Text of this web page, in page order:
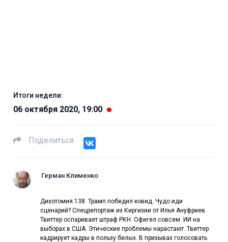
Итоги недели:
06 октября 2020, 19:00
Поделиться
Герман Клименко
Дихотомия.138. Трамп победил ковид. Чудо иди
сценарий? Спецрепортаж из Киргизии от Илья Ануфриев.
Твиттер оспаривает штраф РКН. Офигел совсем. ИИ на
выборах в США. Этические проблемы нарастают. Твиттер
кадрирует кадры в пользу белых. В призывах голосовать